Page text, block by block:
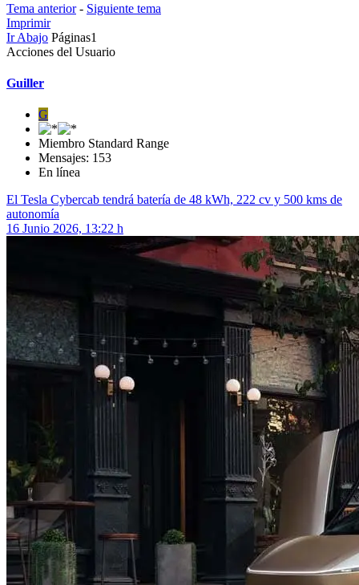
Tema anterior- Siguiente tema
Imprimir
Ir Abajo Páginas1
Acciones del Usuario
Guiller
G
Miembro Standard Range
Mensajes: 153
En línea
El Tesla Cybercab tendrá batería de 48 kWh, 222 cv y 500 kms de
autonomía
16 Junio 2026, 13:22 h